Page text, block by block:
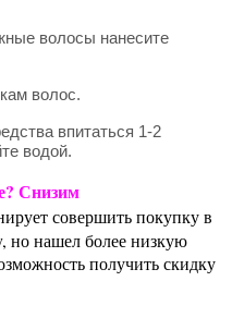
волосы нанесите
волос.
впитаться 1-2
водой.
Снизим
совершить покупку в
но нашел более низкую
получить скидку